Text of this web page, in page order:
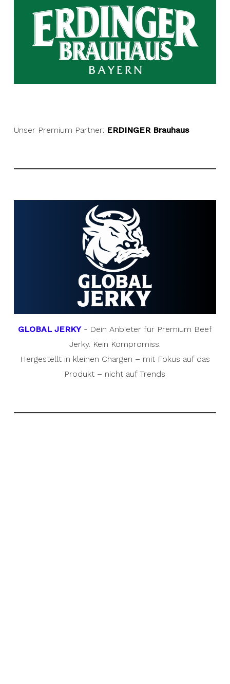
Unser Premium Partner: ERDINGER Brauhaus
GLOBAL JERKY- Dein Anbieter für Premium Beef
Jerky. Kein Kompromiss.
Hergestellt in kleinen Chargen – mit Fokus auf das
Produkt – nicht auf Trends